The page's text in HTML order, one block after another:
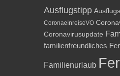
Ausflugstipp
CoronaeinreiseVO
Coronavirusupdate
familienfreundliches
Familienurlaub